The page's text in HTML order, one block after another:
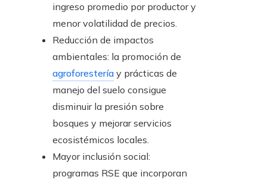
ingreso promedio por productor y
menor volatilidad de precios.
Reducción de impactos
ambientales: la promoción de
agroforestería y prácticas de
manejo del suelo consigue
disminuir la presión sobre
bosques y mejorar servicios
ecosistémicos locales.
Mayor inclusión social:
programas RSE que incorporan